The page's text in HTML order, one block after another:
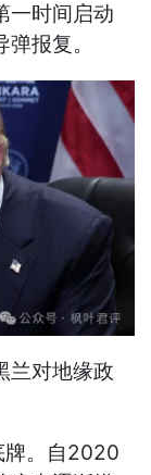
一时间启动
报复。
兰对地缘政
牌。自2020